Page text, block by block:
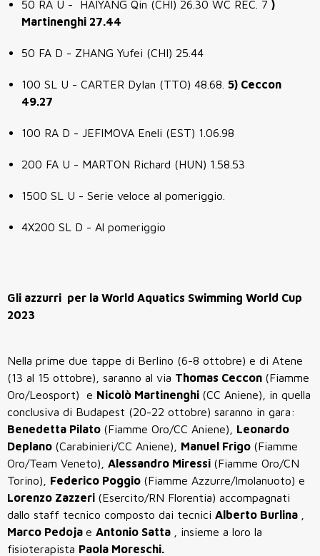
50 RA U - HAIYANG Qin (CHI) 26.30 WC REC. 7 )
Martinenghi 27.44
50 FA D - ZHANG Yufei (CHI) 25.44
100 SL U - CARTER Dylan (TTO) 48.68. 5) Ceccon
49.27
100 RA D - JEFIMOVA Eneli (EST) 1.06.98
200 FA U - MARTON Richard (HUN) 1.58.53
1500 SL U - Serie veloce al pomeriggio.
4X200 SL D - Al pomeriggio
Gli azzurri per la World Aquatics Swimming World Cup
2023
Nella prime due tappe di Berlino (6-8 ottobre) e di Atene
(13 al 15 ottobre), saranno al via Thomas Ceccon (Fiamme
Oro/Leosport) e Nicolò Martinenghi (CC Aniene), in quella
conclusiva di Budapest (20-22 ottobre) saranno in gara:
Benedetta Pilato (Fiamme Oro/CC Aniene), Leonardo
Deplano (Carabinieri/CC Aniene), Manuel Frigo (Fiamme
Oro/Team Veneto), Alessandro Miressi (Fiamme Oro/CN
Torino), Federico Poggio (Fiamme Azzurre/Imolanuoto) e
Lorenzo Zazzeri (Esercito/RN Florentia) accompagnati
dallo staff tecnico composto dai tecnici Alberto Burlina
Marco Pedoja e Antonio Satta
, insieme a loro la
fisioterapista Paola Moreschi.